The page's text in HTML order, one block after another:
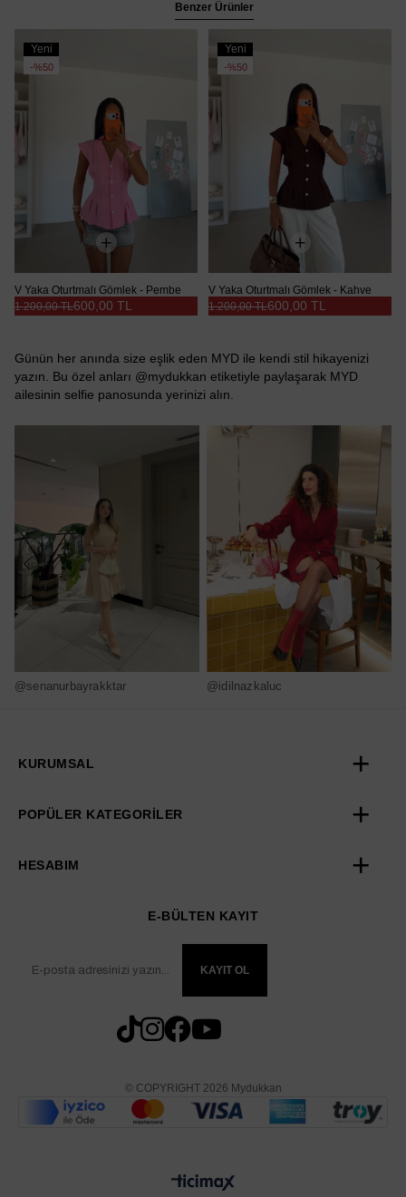
Benzer Ürünler
Yeni
Ürün
%50
V Yaka Oturtmalı Gömlek - Pembe
600,00 TL
1.200,00 TL
Yeni
Ürün
%50
V Yaka Oturtmalı Gömlek - Kahve
600,00 TL
1.200,00 TL
Günün her anında size eşlik eden MYD ile kendi stil hikayenizi
yazın. Bu özel anları @mydukkan etiketiyle paylaşarak MYD
ailesinin selfie panosunda yerinizi alın.
@senanurbayrakktar @idilnazkaluc
KURUMSAL
POPÜLER KATEGORİLER
HESABIM
E-BÜLTEN KAYIT
KAYIT OL
© COPYRIGHT 2026 Mydukkan